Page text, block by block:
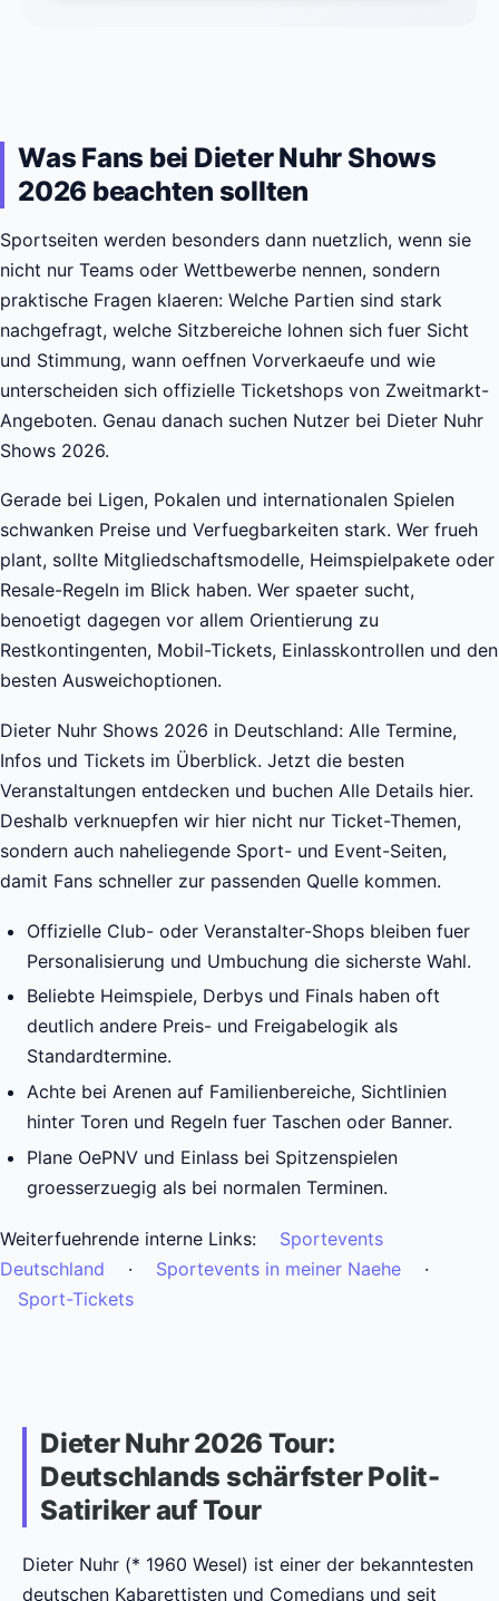
Was Fans bei Dieter Nuhr Shows
2026 beachten sollten
Sportseiten werden besonders dann nuetzlich, wenn sie
nicht nur Teams oder Wettbewerbe nennen, sondern
praktische Fragen klaeren: Welche Partien sind stark
nachgefragt, welche Sitzbereiche lohnen sich fuer Sicht
und Stimmung, wann oeffnen Vorverkaeufe und wie
unterscheiden sich offizielle Ticketshops von Zweitmarkt-
Angeboten. Genau danach suchen Nutzer bei Dieter Nuhr
Shows 2026.
Gerade bei Ligen, Pokalen und internationalen Spielen
schwanken Preise und Verfuegbarkeiten stark. Wer frueh
plant, sollte Mitgliedschaftsmodelle, Heimspielpakete oder
Resale-Regeln im Blick haben. Wer spaeter sucht,
benoetigt dagegen vor allem Orientierung zu
Restkontingenten, Mobil-Tickets, Einlasskontrollen und den
besten Ausweichoptionen.
Dieter Nuhr Shows 2026 in Deutschland: Alle Termine,
Infos und Tickets im Überblick. Jetzt die besten
Veranstaltungen entdecken und buchen Alle Details hier.
Deshalb verknuepfen wir hier nicht nur Ticket-Themen,
sondern auch naheliegende Sport- und Event-Seiten,
damit Fans schneller zur passenden Quelle kommen.
Offizielle Club- oder Veranstalter-Shops bleiben fuer
Personalisierung und Umbuchung die sicherste Wahl.
Beliebte Heimspiele, Derbys und Finals haben oft
deutlich andere Preis- und Freigabelogik als
Standardtermine.
Achte bei Arenen auf Familienbereiche, Sichtlinien
hinter Toren und Regeln fuer Taschen oder Banner.
Plane OePNV und Einlass bei Spitzenspielen
groesserzuegig als bei normalen Terminen.
Weiterfuehrende interne Links:
Sportevents
Deutschland
· Sportevents in meiner Naehe
·
Sport-Tickets
Dieter Nuhr 2026 Tour:
Deutschlands schärfster Polit-
Satiriker auf Tour
Dieter Nuhr (* 1960 Wesel) ist einer der bekanntesten
deutschen Kabarettisten und Comedians und seit